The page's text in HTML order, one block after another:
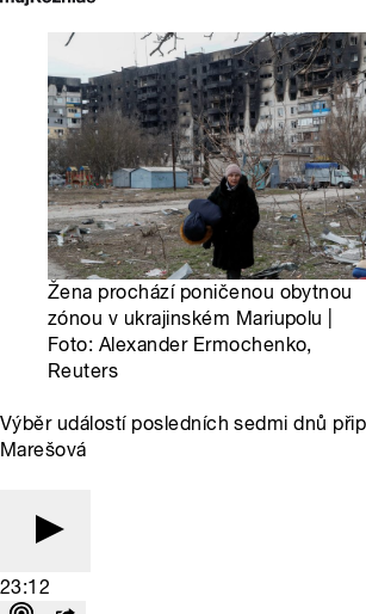
Žena prochází poničenou obytnou
zónou v ukrajinském Mariupolu |
Foto: Alexander Ermochenko,
Reuters
Výběr událostí posledních sedmi dnů
Marešová
23:12